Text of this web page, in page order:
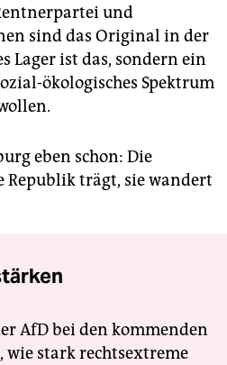
und
sind das Original in der
Lager ist das, sondern ein
ökologisches Spektrum
eben schon: Die
Republik trägt, sie wandert
AfD bei den kommenden
wie stark rechtsextreme